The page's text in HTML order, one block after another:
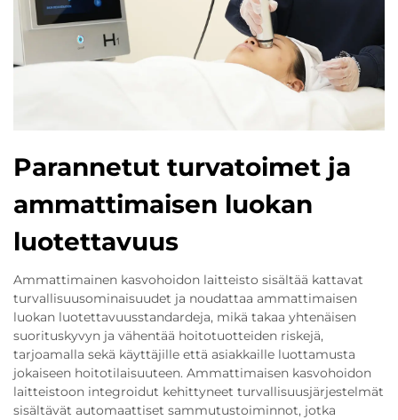
Parannetut turvatoimet ja
ammattimaisen luokan
luotettavuus
Ammattimainen kasvohoidon laitteisto sisältää kattavat
turvallisuusominaisuudet ja noudattaa ammattimaisen
luokan luotettavuusstandardeja, mikä takaa yhtenäisen
suorituskyvyn ja vähentää hoitotuotteiden riskejä,
tarjoamalla sekä käyttäjille että asiakkaille luottamusta
jokaiseen hoitotilaisuuteen. Ammattimaisen kasvohoidon
laitteistoon integroidut kehittyneet turvallisuusjärjestelmät
sisältävät automaattiset sammutustoiminnot, jotka